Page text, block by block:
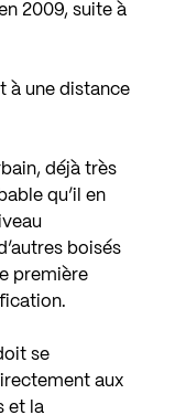
2009, suite à
à une distance
déjà très
qu’il en
boisés
première
se
aux
et la